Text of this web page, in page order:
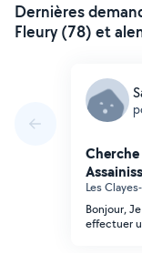
Dernières
Fleury (78) et
Les
Bonjour,
effectuer